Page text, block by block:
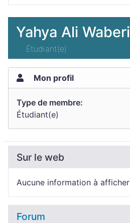
Yahya Ali Waberi
Étudiant(e)
Mon profil
Type de membre:
Étudiant(e)
Sur le web
Aucune information à afficher
Forum